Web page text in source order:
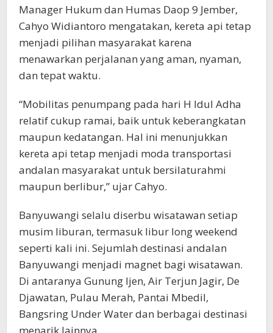
Manager Hukum dan Humas Daop 9 Jember,
Cahyo Widiantoro mengatakan, kereta api tetap
menjadi pilihan masyarakat karena
menawarkan perjalanan yang aman, nyaman,
dan tepat waktu.
“Mobilitas penumpang pada hari H Idul Adha
relatif cukup ramai, baik untuk keberangkatan
maupun kedatangan. Hal ini menunjukkan
kereta api tetap menjadi moda transportasi
andalan masyarakat untuk bersilaturahmi
maupun berlibur,” ujar Cahyo.
Banyuwangi selalu diserbu wisatawan setiap
musim liburan, termasuk libur long weekend
seperti kali ini. Sejumlah destinasi andalan
Banyuwangi menjadi magnet bagi wisatawan.
Di antaranya Gunung Ijen, Air Terjun Jagir, De
Djawatan, Pulau Merah, Pantai Mbedil,
Bangsring Under Water dan berbagai destinasi